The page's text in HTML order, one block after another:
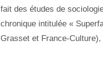
fait des études de
chronique intitulée «
Grasset et France-